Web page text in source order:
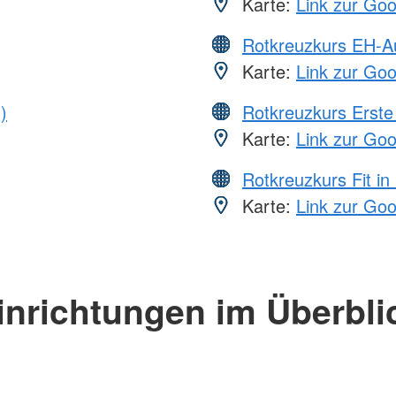
Rotkreuzkurs EH-
Karte: Link zur
Rotkreuzkurs
Karte: Link zur
Rotkreuzkurs Fit in
Karte: Link zur
im